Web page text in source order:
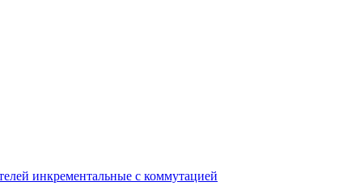
инкрементальные с коммутацией